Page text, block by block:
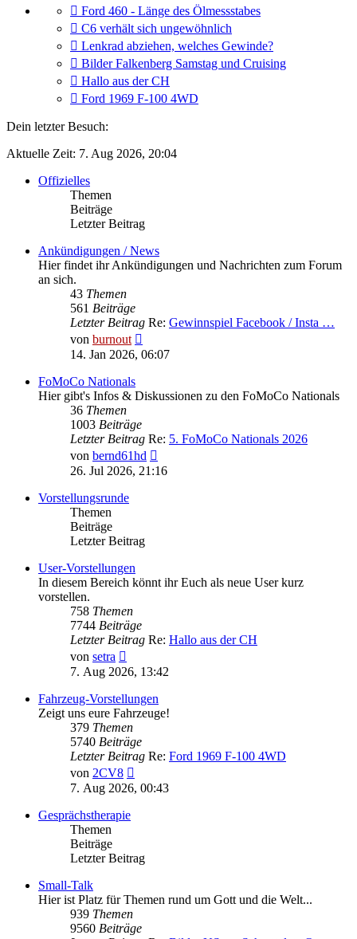
Gehe
zum
letzten
Beitrag
Ford 460 - Länge des Ölmessstabes
Gehe
zum
letzten
Beitrag
C6 verhält sich ungewöhnlich
Gehe
zum
letzten
Beitrag
Lenkrad abziehen, welches Gewinde?
Gehe
zum
letzten
Beitrag
Bilder Falkenberg Samstag und Cruising
Gehe
zum
letzten
Beitrag
Hallo aus der CH
Gehe
letzten
Ford 1969 F-100 4WD
Dein letzter Besuch:
Aktuelle Zeit: 7. Aug 2026, 20:04
Offizielles
Themen
Beiträge
Letzter Beitrag
Ankündigungen / News
Hier findet ihr Ankündigungen und Nachrichten zum Forum
an sich.
43 Themen
561 Beiträge
Letzter Beitrag Re: Gewinnspiel Facebook / Insta …
von burnout
Beitrag
14. Jan 2026, 06:07
FoMoCo Nationals
Hier gibt's Infos & Diskussionen zu den FoMoCo Nationals
36 Themen
1003 Beiträge
Letzter Beitrag Re: 5. FoMoCo Nationals 2026
von bernd61hd
Beitrag
26. Jul 2026, 21:16
Vorstellungsrunde
Themen
Beiträge
Letzter Beitrag
User-Vorstellungen
In diesem Bereich könnt ihr Euch als neue User kurz
vorstellen.
758 Themen
7744 Beiträge
Letzter Beitrag Re: Hallo aus der CH
von setra
Beitrag
7. Aug 2026, 13:42
Fahrzeug-Vorstellungen
Zeigt uns eure Fahrzeuge!
379 Themen
5740 Beiträge
Letzter Beitrag Re: Ford 1969 F-100 4WD
von 2CV8
Beitrag
7. Aug 2026, 00:43
Gesprächstherapie
Themen
Beiträge
Letzter Beitrag
Small-Talk
Hier ist Platz für Themen rund um Gott und die Welt...
939 Themen
9560 Beiträge